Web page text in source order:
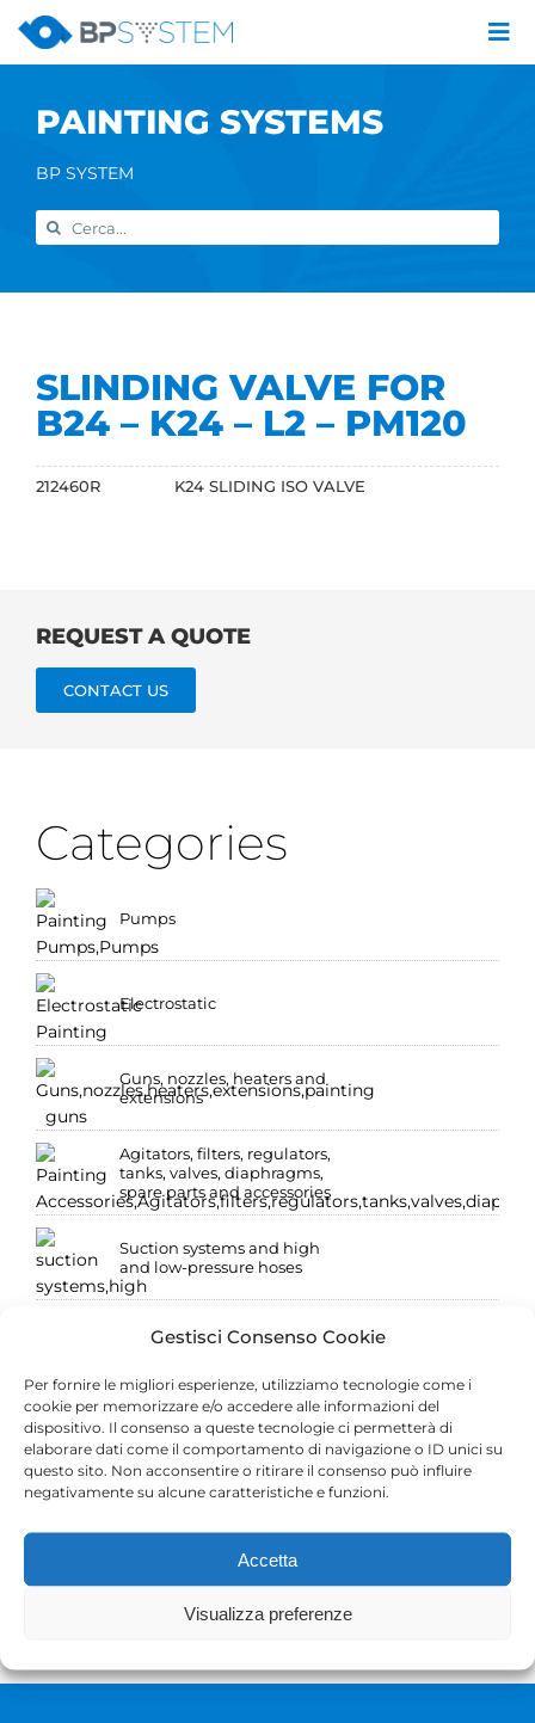
Gestisci Consenso Cookie
Per fornire le migliori esperienze, utilizziamo tecnologie come i
cookie per memorizzare e/o accedere alle informazioni del
dispositivo. Il consenso a queste tecnologie ci permetterà di
elaborare dati come il comportamento di navigazione o ID unici su
questo sito. Non acconsentire o ritirare il consenso può influire
negativamente su alcune caratteristiche e funzioni.
Accetta
Visualizza preferenze
content
Painting systems
Contact us
PAINTING SYSTEMS
BP SYSTEM
Search
for:
SLINDING VALVE FOR
B24 – K24 – L2 – PM120
212460R K24 SLIDING ISO VALVE
REQUEST A QUOTE
CONTACT US
Categories
Pumps
Electrostatic
Guns, nozzles, heaters and
extensions
Agitators, filters, regulators,
tanks, valves, diaphragms,
spare parts and accessories
Suction systems and high
and low-pressure hoses
Low pressure: pressure tanks
Low pressure: compressed
air guns and fittings